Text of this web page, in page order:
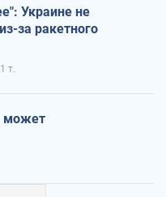
Украине не
за ракетного
т.
может